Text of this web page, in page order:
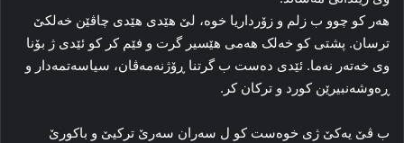
هه‌ر کو چوو ب زلم و زۆرداریا خوه‌، لێ هێدی هێدی چاڤێن خه‌لکێ
ترسان. پشتی کو خه‌لک هه‌می هێسیر گرت و فێم کر کو ئێدی ژ بۆنا
وی خه‌ته‌ر نه‌ما. ئێدی ده‌ست ب گرتنا ڕۆژنه‌مه‌ڤان، سیاسه‌تمه‌دار و
ڕه‌وشه‌نبیرێن کورد و ترکان کر.
ب ڤێ یه‌کێ ژی خوه‌ست کو ل سه‌ران سه‌رێ ترکیێ و باکورێ